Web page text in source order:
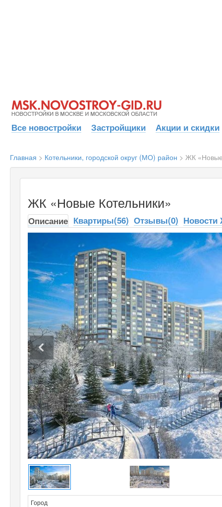
Все новостройки Застройщики Акции и скидки
Главная > Котельники, городской округ (МО) район > ЖК
ЖК «Новые Котельники»
Описание Квартиры(56) Отзывы(0) Новости
Город